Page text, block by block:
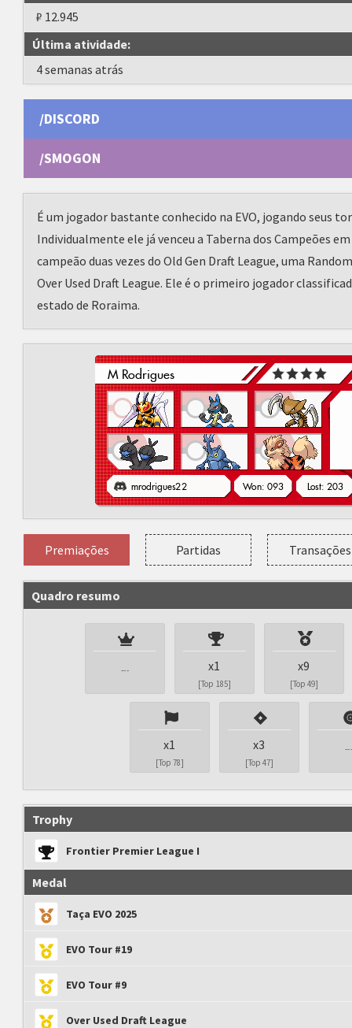
₽ 12.945
Última atividade:
4 semanas atrás
/DISCORD
/SMOGON
É um jogador bastante conhecido na EVO, jogando seus
Individualmente ele já venceu a Taberna dos Campeões
campeão duas vezes do Old Gen Draft League, uma
Over Used Draft League. Ele é o primeiro jogador
estado de Roraima.
Premiações Partidas Transações
Quadro resumo
--- x1
[Top 185]
x9
[Top 49]
x1
[Top 78]
x3
[Top 47]
---
Trophy
Frontier Premier League I
Medal
Taça EVO 2025
EVO Tour #19
EVO Tour #9
Over Used Draft League